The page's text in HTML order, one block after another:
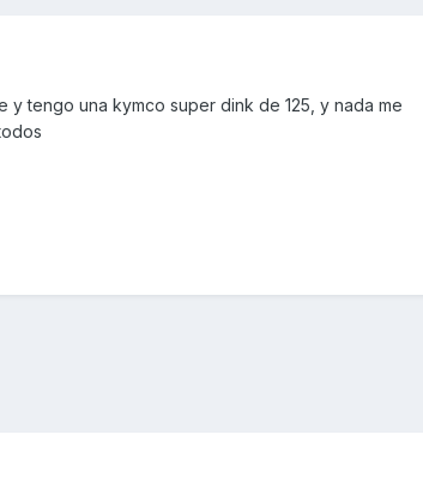
y tengo una kymco super dink de 125, y nada me